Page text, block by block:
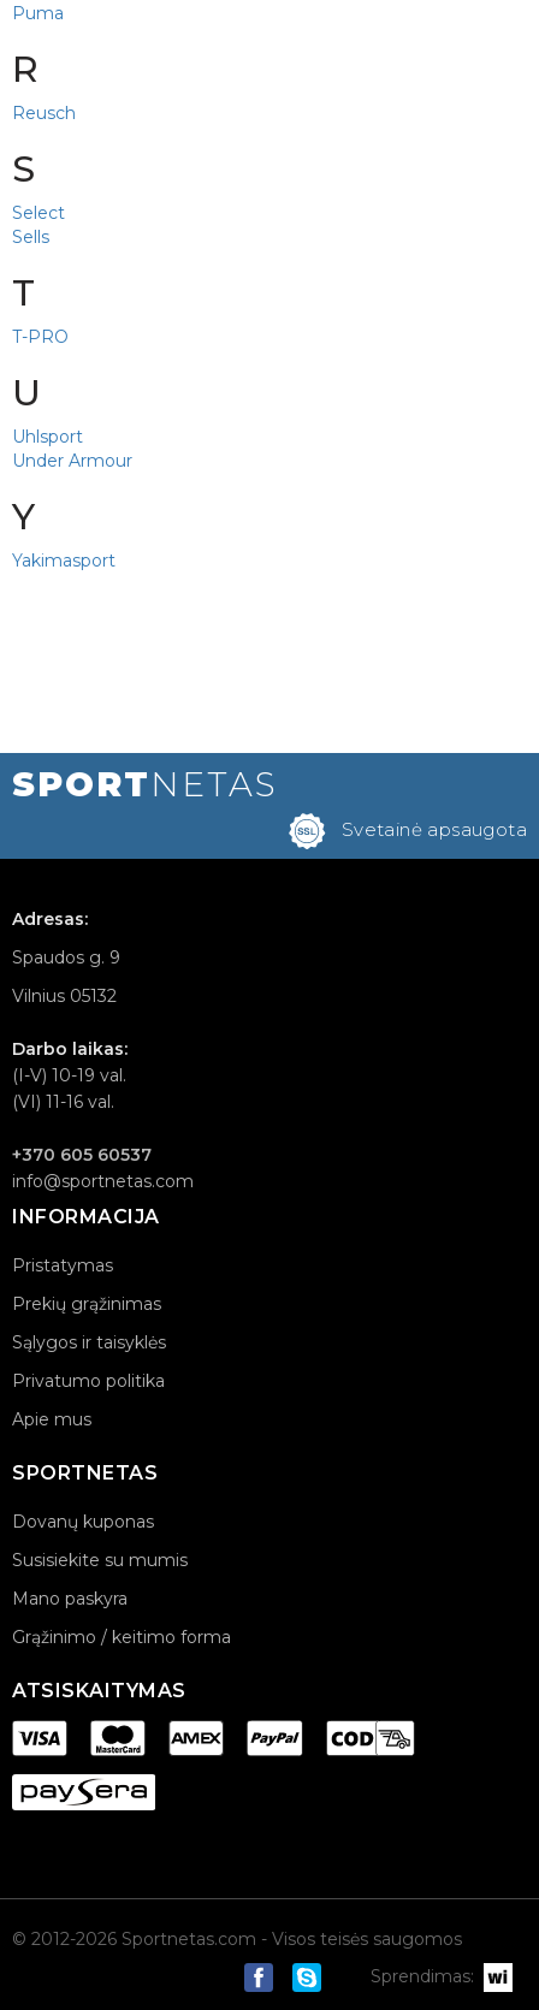
Puma
R
Reusch
S
Select
Sells
T
T-PRO
U
Uhlsport
Under Armour
Y
Yakimasport
SPORTNETAS
Svetainė apsaugota
Adresas:
Spaudos g. 9
Vilnius 05132
Darbo laikas:
(I-V) 10-19 val.
(VI) 11-16 val.
+370 605 60537
info@sportnetas.com
INFORMACIJA
Pristatymas
Prekių grąžinimas
Sąlygos ir taisyklės
Privatumo politika
Apie mus
SPORTNETAS
Dovanų kuponas
Susisiekite su mumis
Mano paskyra
Grąžinimo / keitimo forma
ATSISKAITYMAS
© 2012-2026 Sportnetas.com - Visos teisės saugomos
Sprendimas: